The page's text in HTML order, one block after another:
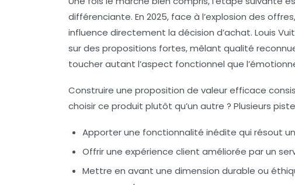
différenciante. En 2025, face à l’explosion des
influence directement la décision d’achat. Louis
sur des propositions fortes, mêlant qualité
toucher autant l’aspect fonctionnel que
Construire une proposition de valeur efficace
choisir ce produit plutôt qu’un autre ? Plusieurs
Apporter une fonctionnalité inédite qui résout
Offrir une expérience client améliorée par un
Mettre en avant une dimension durable ou